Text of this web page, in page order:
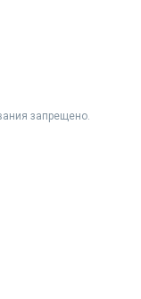
запрещено.